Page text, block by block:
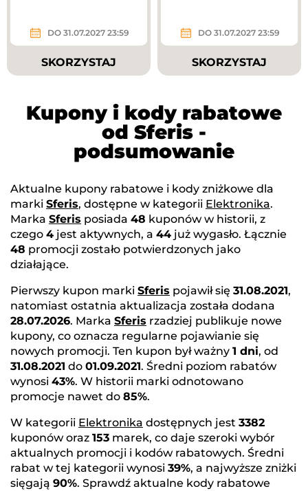
DO 31.07.2027 23:59
SKORZYSTAJ
DO 31.07.2027 23:59
SKORZYSTAJ
Kupony i kody rabatowe
od Sferis -
podsumowanie
Aktualne kupony rabatowe i kody zniżkowe dla
marki Sferis, dostępne w kategorii Elektronika.
Marka Sferis posiada 48 kuponów w historii, z
czego 4 jest aktywnych, a 44 już wygasło. Łącznie
48 promocji zostało potwierdzonych jako
działające.
Pierwszy kupon marki Sferis pojawił się 31.08.2021,
natomiast ostatnia aktualizacja została dodana
28.07.2026. Marka Sferis rzadziej publikuje nowe
kupony, co oznacza regularne pojawianie się
nowych promocji. Ten kupon był ważny 1 dni, od
31.08.2021 do 01.09.2021. Średni poziom rabatów
wynosi 43%. W historii marki odnotowano
promocje nawet do 85%.
W kategorii Elektronika dostępnych jest 3382
kuponów oraz 153 marek, co daje szeroki wybór
aktualnych promocji i kodów rabatowych. Średni
rabat w tej kategorii wynosi 39%, a najwyższe zniżki
sięgają 90%. Sprawdź aktualne kody rabatowe